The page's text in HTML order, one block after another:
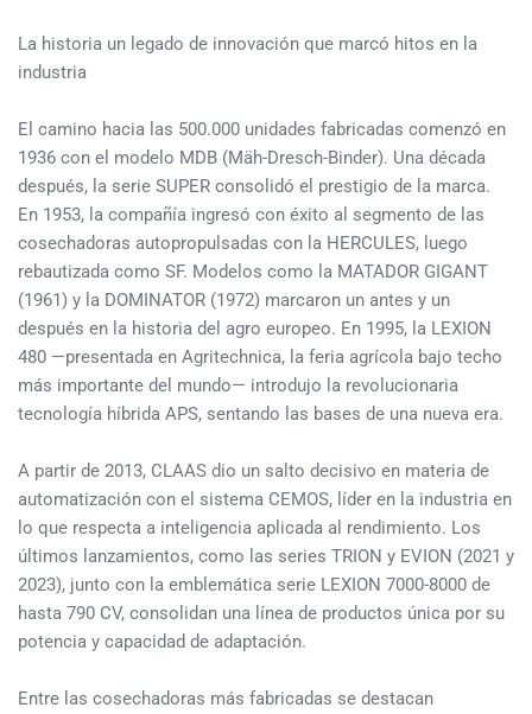
La historia un legado de innovación que marcó hitos en la
industria
El camino hacia las 500.000 unidades fabricadas comenzó en
1936 con el modelo MDB (Mäh-Dresch-Binder). Una década
después, la serie SUPER consolidó el prestigio de la marca.
En 1953, la compañía ingresó con éxito al segmento de las
cosechadoras autopropulsadas con la HERCULES, luego
rebautizada como SF. Modelos como la MATADOR GIGANT
(1961) y la DOMINATOR (1972) marcaron un antes y un
después en la historia del agro europeo. En 1995, la LEXION
480 —presentada en Agritechnica, la feria agrícola bajo techo
más importante del mundo— introdujo la revolucionaria
tecnología híbrida APS, sentando las bases de una nueva era.
A partir de 2013, CLAAS dio un salto decisivo en materia de
automatización con el sistema CEMOS, líder en la industria en
lo que respecta a inteligencia aplicada al rendimiento. Los
últimos lanzamientos, como las series TRION y EVION (2021 y
2023), junto con la emblemática serie LEXION 7000-8000 de
hasta 790 CV, consolidan una línea de productos única por su
potencia y capacidad de adaptación.
Entre las cosechadoras más fabricadas se destacan